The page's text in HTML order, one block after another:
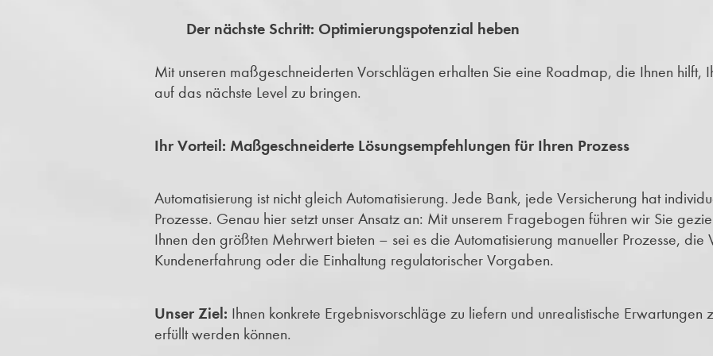
Der nächste Schritt: Optimierungspotenzial heben
Mit unseren maßgeschneiderten Vorschlägen erhalten Sie eine Roadmap, die Ihnen hilft,
auf das nächste Level zu bringen.
Ihr Vorteil: Maßgeschneiderte Lösungsempfehlungen für Ihren Prozess
Automatisierung ist nicht gleich Automatisierung. Jede Bank, jede Versicherung hat
Prozesse. Genau hier setzt unser Ansatz an: Mit unserem Fragebogen führen wir Sie
Ihnen den größten Mehrwert bieten – sei es die Automatisierung manueller Prozesse, die
Kundenerfahrung oder die Einhaltung regulatorischer Vorgaben.
Unser Ziel: Ihnen konkrete Ergebnisvorschläge zu liefern und unrealistische Erwartungen
erfüllt werden können.